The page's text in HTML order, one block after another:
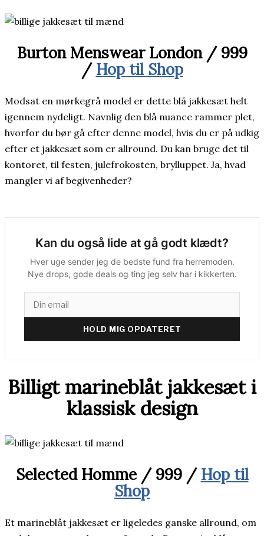
Burton Menswear London / 999
/ Hop til Shop
Modsat en mørkegrå model er dette blå jakkesæt helt
igennem nydeligt. Navnlig den blå nuance rammer plet,
hvorfor du bør gå efter denne model, hvis du er på udkig
efter et jakkesæt som er allround. Du kan bruge det til
kontoret, til festen, julefrokosten, brylluppet. Ja, hvad
mangler vi af begivenheder?
Kan du også lide at gå godt klædt?
Hver uge sender jeg de bedste fund fra herremoden.
Nye drops, gode deals og ting jeg selv har i kikkerten.
HOLD MIG OPDATERET
Billigt marineblåt jakkesæt i
klassisk design
Selected Homme / 999 / Hop til
Shop
Et marineblåt jakkesæt er ligeledes ganske allround, om